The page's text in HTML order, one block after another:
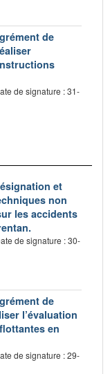
de
de signature : 31-
et
non
les accidents
de signature : 30-
de
l’évaluation
en
de signature : 29-